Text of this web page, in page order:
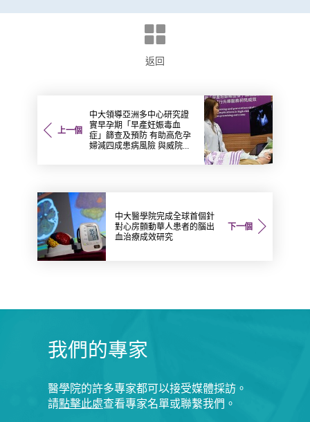
返回
上一個
中大領導亞洲多中心研究證
實早孕期「早產妊娠毒血
症」篩查及預防 有助高危孕
婦減四成患病風險 與威院推
下一個
中大醫學院完成全球首個針
對心房顫動華人患者的腦出
血治療成效研究
我們的專家
醫學院的許多專家都可以接受媒體採訪。
請點擊此處查看專家名單或聯繫我們。